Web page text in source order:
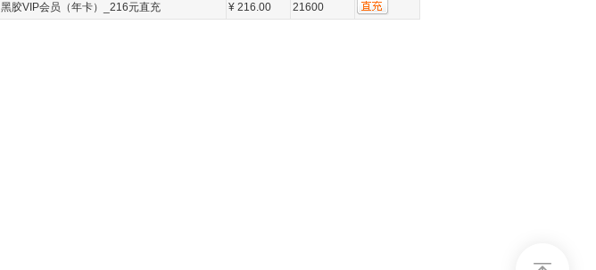
黑胶VIP会员（年卡）_216元直充
¥ 216.00 21600